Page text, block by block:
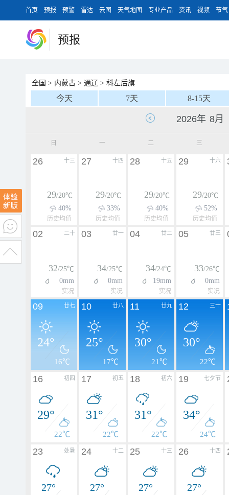
首页 预报 预警 雷达 云图 天气地图 专业产品 资讯 视频 节气
预报
全国 > 内蒙古 > 通辽 > 科左后旗
今天 7天 8-15天
日 一 二 三
十三
26
29/20℃
40%
历史均值
十四
27
29/20℃
33%
历史均值
十五
28
29/20℃
40%
历史均值
十六
29
29/20℃
52%
历史均值
二十
02
32/25℃
0mm
实况
廿一
03
34/25℃
0mm
实况
廿二
04
34/24℃
19mm
实况
廿三
05
33/26℃
0mm
实况
廿七
09
24°
16℃
廿八
10
25°
17℃
廿九
11
30°
21℃
三十
12
30°
22℃
初四
16
29°
22℃
初五
17
31°
22℃
初六
18
31°
22℃
七夕节
19
34°
24℃
处暑
23
27°
十二
24
27°
十三
25
27°
十四
26
27°